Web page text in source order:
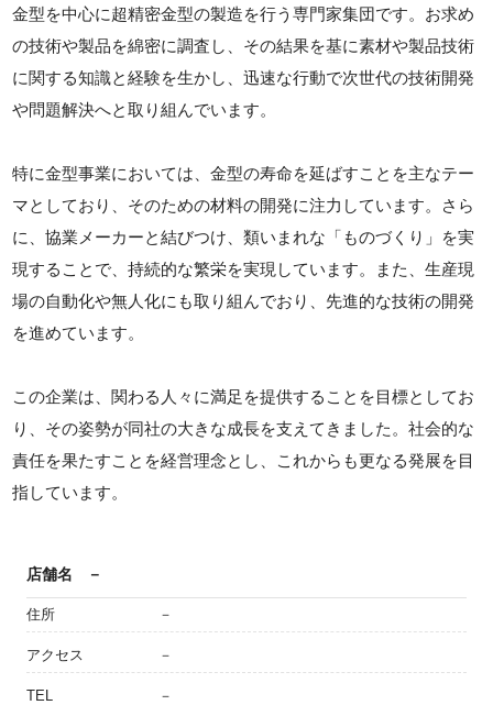
金型を中心に超精密金型の製造を行う専門家集団です。お求め
の技術や製品を綿密に調査し、その結果を基に素材や製品技術
に関する知識と経験を生かし、迅速な行動で次世代の技術開発
や問題解決へと取り組んでいます。
特に金型事業においては、金型の寿命を延ばすことを主なテー
マとしており、そのための材料の開発に注力しています。さら
に、協業メーカーと結びつけ、類いまれな「ものづくり」を実
現することで、持続的な繁栄を実現しています。また、生産現
場の自動化や無人化にも取り組んでおり、先進的な技術の開発
を進めています。
この企業は、関わる人々に満足を提供することを目標としてお
り、その姿勢が同社の大きな成長を支えてきました。社会的な
責任を果たすことを経営理念とし、これからも更なる発展を目
指しています。
店舗名 －
住所 －
アクセス －
TEL －